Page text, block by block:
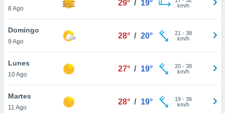
más
nuestra
y
de
8 Ago
29° / 19°
km/h
Domingo
9 Ago
28° / 20° 21 - 38
km/h
Lunes
10 Ago
27° / 19° 20- 38
km/h
Martes
11 Ago
28° / 19° 19- 36
km/h